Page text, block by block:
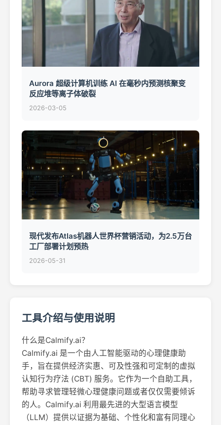
Aurora 超级计算机训练 AI 在毫秒内预测核聚变
反应堆等离子体破裂
2026-03-05
现代发布Atlas机器人世界杯营销活动，为2.5万台
工厂部署计划预热
2026-05-31
工具介绍与使用说明
什么是Calmify.ai？
Calmify.ai 是一个由人工智能驱动的心理健康助
手，旨在提供经济实惠、可及性强和可定制的虚拟
认知行为疗法 (CBT) 服务。它作为一个自助工具，
帮助寻求管理轻微心理健康问题或者仅仅需要倾诉
的人。Calmify.ai 利用最先进的大型语言模型
（LLM）提供以证据为基础、个性化和富有同理心